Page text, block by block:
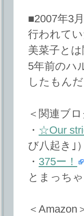
■2007年3
行われてい
美菜子とは
5年前のハ
したもん
＜関連ブロ
・ ☆Our
び八起き｣）
・ 375ー！
とまっち
＜Amazon